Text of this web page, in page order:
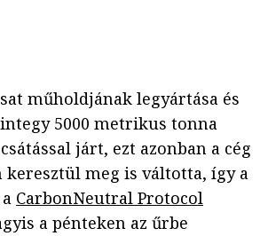
műholdjának legyártása és
5000 metrikus tonna
járt, ezt azonban a cég
keresztül meg is váltotta, így a
CarbonNeutral Protocol
a pénteken az űrbe